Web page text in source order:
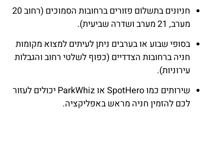
חניונים בתשלום פזורים ברחובות הסמוכים (רחוב 20
מערב, 21 מערב ושדרה שביעית).
בסופי שבוע או בערבים ניתן לעיתים למצוא מקומות
חניה ברחובות הצדדיים (כפוף לשלטי רחוב והגבלות
עירוניות).
שירותים כמו SpotHero או ParkWhiz יכולים לעזור
לכם להזמין חניה מראש באפליקציה.